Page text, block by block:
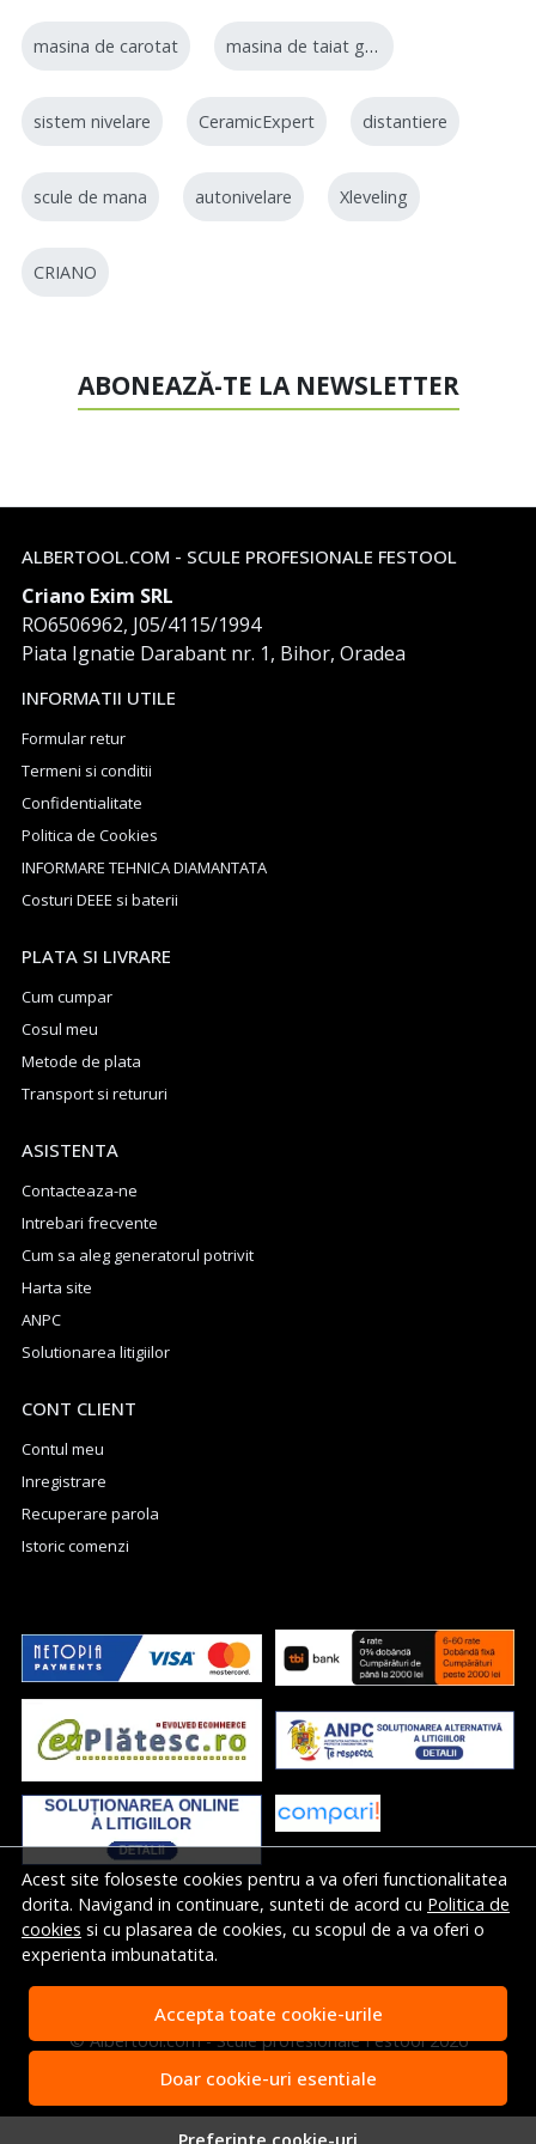
Acest site foloseste cookies pentru a va oferi functionalitatea
dorita. Navigand in continuare, sunteti de acord cu Politica de
cookies si cu plasarea de cookies, cu scopul de a va oferi o
experienta imbunatatita.
Accepta toate cookie-urile
Doar cookie-uri esentiale
masina de carotat masina de taiat gresie
sistem nivelare CeramicExpert distantiere
scule de mana autonivelare Xleveling
CRIANO
ABONEAZĂ-TE LA NEWSLETTER
ALBERTOOL.COM - SCULE PROFESIONALE FESTOOL
Criano Exim SRL
RO6506962, J05/4115/1994
Piata Ignatie Darabant nr. 1, Bihor, Oradea
INFORMATII UTILE
Formular retur
Termeni si conditii
Confidentialitate
Politica de Cookies
INFORMARE TEHNICA DIAMANTATA
Costuri DEEE si baterii
PLATA SI LIVRARE
Cum cumpar
Cosul meu
Metode de plata
Transport si retururi
ASISTENTA
Contacteaza-ne
Intrebari frecvente
Cum sa aleg generatorul potrivit
Harta site
ANPC
Solutionarea litigiilor
CONT CLIENT
Contul meu
Inregistrare
Recuperare parola
Istoric comenzi
© Albertool.com - Scule profesionale Festool 2026